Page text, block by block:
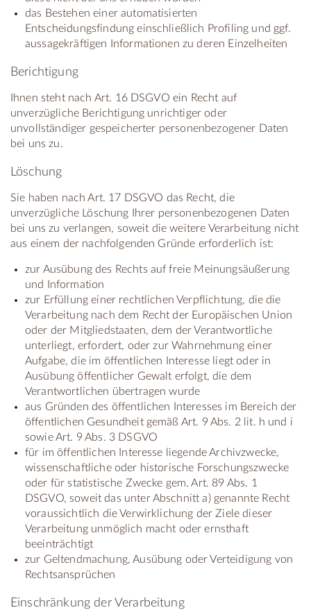
das Bestehen einer automatisierten
Entscheidungsfindung einschließlich Profiling und ggf.
aussagekräftigen Informationen zu deren Einzelheiten
Berichtigung
Ihnen steht nach Art. 16 DSGVO ein Recht auf
unverzügliche Berichtigung unrichtiger oder
unvollständiger gespeicherter personenbezogener Daten
bei uns zu.
Löschung
Sie haben nach Art. 17 DSGVO das Recht, die
unverzügliche Löschung Ihrer personenbezogenen Daten
bei uns zu verlangen, soweit die weitere Verarbeitung nicht
aus einem der nachfolgenden Gründe erforderlich ist:
zur Ausübung des Rechts auf freie Meinungsäußerung
und Information
zur Erfüllung einer rechtlichen Verpflichtung, die die
Verarbeitung nach dem Recht der Europäischen Union
oder der Mitgliedstaaten, dem der Verantwortliche
unterliegt, erfordert, oder zur Wahrnehmung einer
Aufgabe, die im öffentlichen Interesse liegt oder in
Ausübung öffentlicher Gewalt erfolgt, die dem
Verantwortlichen übertragen wurde
aus Gründen des öffentlichen Interesses im Bereich der
öffentlichen Gesundheit gemäß Art. 9 Abs. 2 lit. h und i
sowie Art. 9 Abs. 3 DSGVO
für im öffentlichen Interesse liegende Archivzwecke,
wissenschaftliche oder historische Forschungszwecke
oder für statistische Zwecke gem. Art. 89 Abs. 1
DSGVO, soweit das unter Abschnitt a) genannte Recht
voraussichtlich die Verwirklichung der Ziele dieser
Verarbeitung unmöglich macht oder ernsthaft
beeinträchtigt
zur Geltendmachung, Ausübung oder Verteidigung von
Rechtsansprüchen
Einschränkung der Verarbeitung